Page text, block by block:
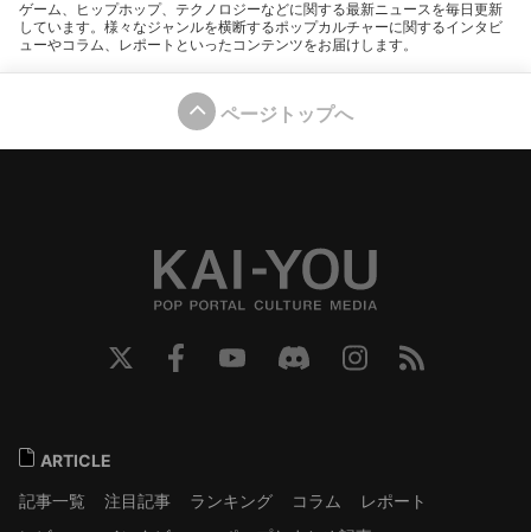
ゲーム、ヒップホップ、テクノロジーなどに関する最新ニュースを毎日更新
しています。様々なジャンルを横断するポップカルチャーに関するインタビ
ューやコラム、レポートといったコンテンツをお届けします。
ページトップへ
ARTICLE
記事一覧
注目記事 ランキング コラム
レポート